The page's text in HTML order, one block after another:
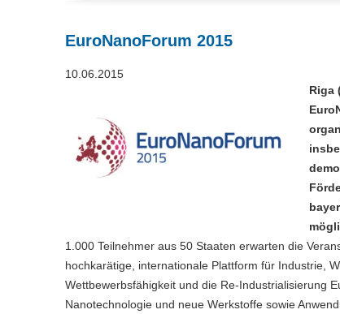
EuroNanoForum 2015
10.06.2015
Riga
1.000 Teilnehmer aus 50 Staaten erwarten die
hochkarätige, internationale Plattform für Industrie,
Wettbewerbsfähigkeit und die Re-Industrialisierung
Nanotechnologie und neue Werkstoffe sowie